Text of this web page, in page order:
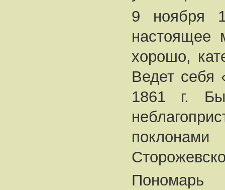
9 ноября
настоящее
хорошо,
Ведет себя
1861 г.
Пономарь